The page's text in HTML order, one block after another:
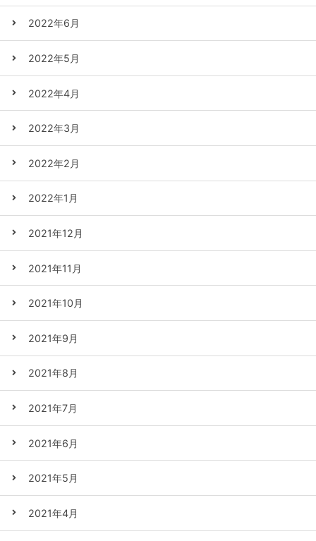
2022年6月
2022年5月
2022年4月
2022年3月
2022年2月
2022年1月
2021年12月
2021年11月
2021年10月
2021年9月
2021年8月
2021年7月
2021年6月
2021年5月
2021年4月